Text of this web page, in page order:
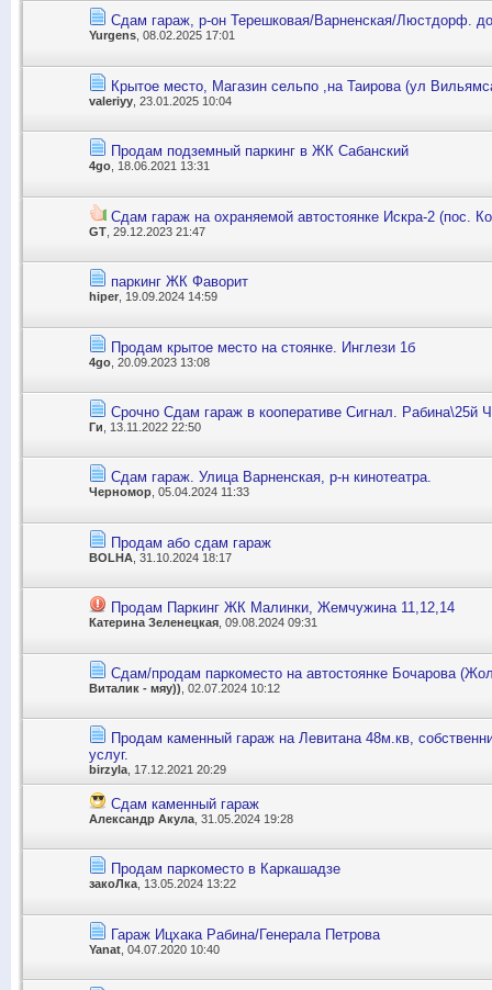
Сдам гараж, р-он Терешковая/Варненская/Люстдорф.
Yurgens , 08.02.2025 17:01
Крытое место, Магазин сельпо ,на Таирова (ул
valeriyy , 23.01.2025 10:04
Продам подземный паркинг в ЖК Сабанский
4go , 18.06.2021 13:31
Сдам гараж на охраняемой автостоянке Искра-2 (пос.
GT , 29.12.2023 21:47
паркинг ЖК Фаворит
hiper , 19.09.2024 14:59
Продам крытое место на стоянке. Инглези 1б
4go , 20.09.2023 13:08
Срочно Сдам гараж в кооперативе Сигнал. Рабина\25й
Ги , 13.11.2022 22:50
Сдам гараж. Улица Варненская, р-н кинотеатра.
Черномор, 05.04.2024 11:33
Продам або сдам гараж
BOLHA , 31.10.2024 18:17
Продам Паркинг ЖК Малинки, Жемчужина 11,12,14
Катерина Зеленецкая, 09.08.2024 09:31
Сдам/продам паркоместо на автостоянке Бочарова
Виталик - мяу)) , 02.07.2024 10:12
Продам каменный гараж на Левитана 48м.кв,
услуг.
birzyla , 17.12.2021 20:29
Сдам каменный гараж
Александр Акула , 31.05.2024 19:28
Продам паркоместо в Каркашадзе
закоЛка , 13.05.2024 13:22
Гараж Ицхака Рабина/Генерала Петрова
Yanat , 04.07.2020 10:40